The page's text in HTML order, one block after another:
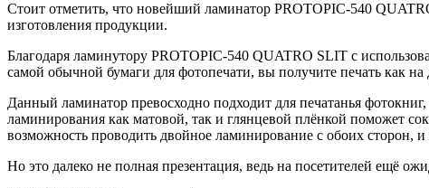
Стоит отметить, что новейший ламинатор PROTOPIC-540
изготовления продукции.
Благодаря ламинутору PROTOPIC-540 QUATRO SLIT с
самой обычной бумаги для фотопечати, вы получите печать как на
Данный ламинатор превосходно подходит для печатанья
ламинирования как матовой, так и глянцевой плёнкой поможет
возможность проводить двойное ламинирование с обоих сторон,
Но это далеко не полная презентация, ведь на посетителей ещё